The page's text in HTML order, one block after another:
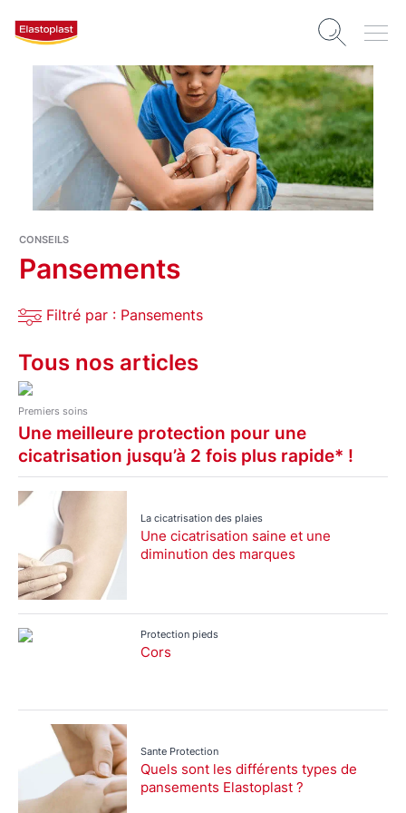
CONSEILS
Pansements
Filtré par : Pansements
Tous nos articles
Premiers soins
Une meilleure protection pour une
cicatrisation jusqu’à 2 fois plus rapide* !
La cicatrisation des plaies
Une cicatrisation saine et une
diminution des marques
Protection pieds
Cors
Sante Protection
Quels sont les différents types de
pansements Elastoplast ?